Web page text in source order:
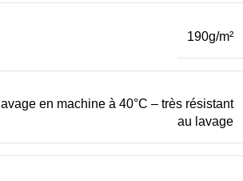
190g/m²
lavage en machine à 40°C – très résistant
au lavage